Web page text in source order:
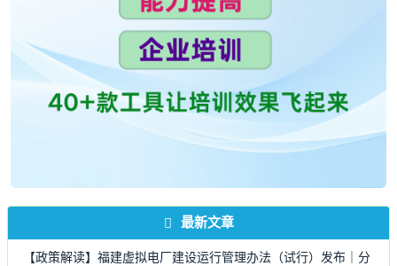
最新文章
【政策解读】福建虚拟电厂建设运行管理办法（试行）发布｜分